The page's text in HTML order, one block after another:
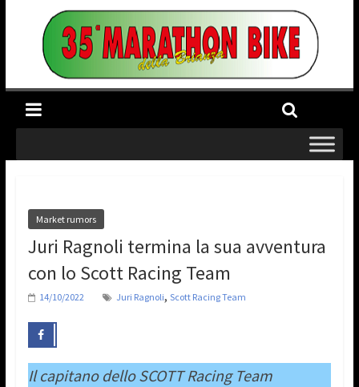
Market rumors
Juri Ragnoli termina la sua avventura
con lo Scott Racing Team
14/10/2022 Juri Ragnoli, Scott Racing Team
Il capitano dello SCOTT Racing Team